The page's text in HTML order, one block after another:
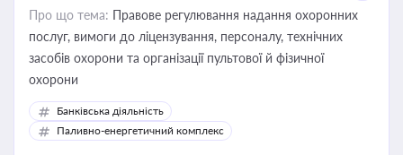
Про що тема: Правове регулювання надання охоронних
послуг, вимоги до ліцензування, персоналу, технічних
засобів охорони та організації пультової й фізичної
охорони
Банківська діяльність
Паливно-енергетичний комплекс